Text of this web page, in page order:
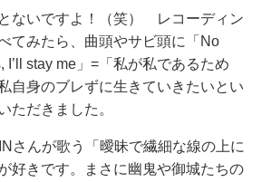
ないですよ！（笑） レコーディン
てみたら、曲頭やサビ頭に「No
I’ll stay me」=「私が私であるため
自身のブレずに生きていきたいとい
ただきました。
さんが歌う「曖昧で繊細な線の上に
好きです。まさに幽鬼や御城たちの